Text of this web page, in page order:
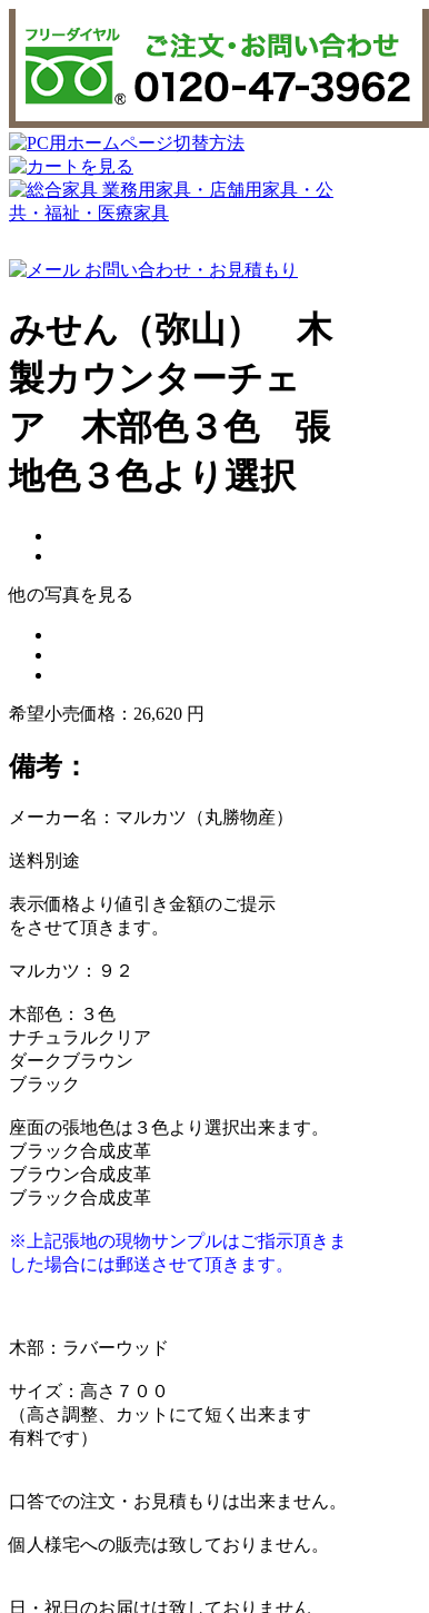
みせん（弥山） 木
製カウンターチェ
ア 木部色３色 張
地色３色より選択
他の写真を見る
希望小売価格：26,620 円
備考：
メーカー名：マルカツ（丸勝物産）
送料別途
表示価格より値引き金額のご提示
をさせて頂きます。
マルカツ：９２
木部色：３色
ナチュラルクリア
ダークブラウン
ブラック
座面の張地色は３色より選択出来ます。
ブラック合成皮革
ブラウン合成皮革
ブラック合成皮革
※上記張地の現物サンプルはご指示頂きま
した場合には郵送させて頂きます。
木部：ラバーウッド
サイズ：高さ７００
（高さ調整、カットにて短く出来ます
有料です）
口答での注文・お見積もりは出来ません。
個人様宅への販売は致しておりません。
日・祝日のお届けは致しておりません